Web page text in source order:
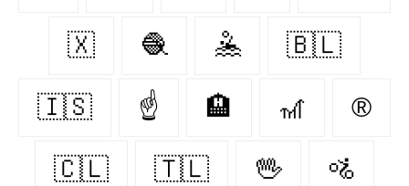
🇽‌ 🧶 🤽‍ 🇧🇱
🇮🇸 ☝ 🏨 🎢 ®
🇨🇱 🇹🇱 🖖 🚵